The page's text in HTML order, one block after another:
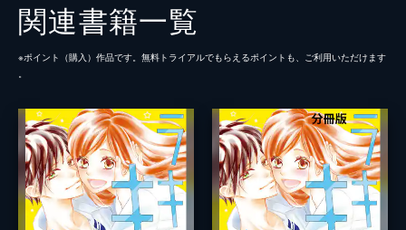
関連書籍一覧
※ポイント（購⼊）作品です。無料トライアルでもらえるポイントも、ご利⽤いただけます